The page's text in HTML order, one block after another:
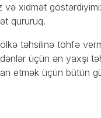
və xidmət
qururuq.
təhsilinə töhfə
üçün ən yaxşı
etmək üçün bütün